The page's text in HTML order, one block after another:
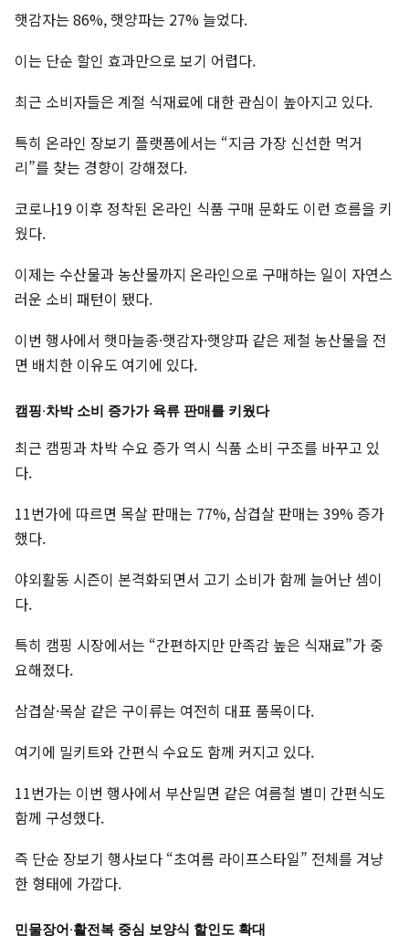
햇감자는 86%, 햇양파는 27% 늘었다.
이는 단순 할인 효과만으로 보기 어렵다.
최근 소비자들은 계절 식재료에 대한 관심이 높아지고 있다.
특히 온라인 장보기 플랫폼에서는 “지금 가장 신선한 먹거
리”를 찾는 경향이 강해졌다.
코로나19 이후 정착된 온라인 식품 구매 문화도 이런 흐름을 키
웠다.
이제는 수산물과 농산물까지 온라인으로 구매하는 일이 자연스
러운 소비 패턴이 됐다.
이번 행사에서 햇마늘종·햇감자·햇양파 같은 제철 농산물을 전
면 배치한 이유도 여기에 있다.
캠핑·차박 소비 증가가 육류 판매를 키웠다
최근 캠핑과 차박 수요 증가 역시 식품 소비 구조를 바꾸고 있
다.
11번가에 따르면 목살 판매는 77%, 삼겹살 판매는 39% 증가
했다.
야외활동 시즌이 본격화되면서 고기 소비가 함께 늘어난 셈이
다.
특히 캠핑 시장에서는 “간편하지만 만족감 높은 식재료”가 중
요해졌다.
삼겹살·목살 같은 구이류는 여전히 대표 품목이다.
여기에 밀키트와 간편식 수요도 함께 커지고 있다.
11번가는 이번 행사에서 부산밀면 같은 여름철 별미 간편식도
함께 구성했다.
즉 단순 장보기 행사보다 “초여름 라이프스타일” 전체를 겨냥
한 형태에 가깝다.
민물장어·활전복 중심 보양식 할인도 확대